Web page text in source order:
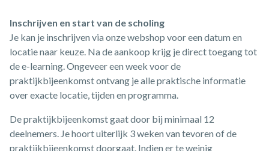
Inschrijven en start van de scholing
Je kan je inschrijven via onze webshop voor een datum en
locatie naar keuze. Na de aankoop krijg je direct toegang tot
de e-learning. Ongeveer een week voor de
praktijkbijeenkomst ontvang je alle praktische informatie
over exacte locatie, tijden en programma.
De praktijkbijeenkomst gaat door bij minimaal 12
deelnemers. Je hoort uiterlijk 3 weken van tevoren of de
praktijkbijeenkomst doorgaat. Indien er te weinig